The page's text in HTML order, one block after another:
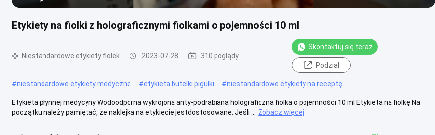
Etykiety na fiolki z holograficznymi fiolkami o pojemności 10 ml
Niestandardowe etykiety fiolek 2023-07-28 310 poglądy
Skontaktuj się teraz
Podział
#niestandardowe etykiety medyczne #etykieta butelki pigułki #niestandardowe etykiety na receptę
Etykieta płynnej medycyny Wodoodporna wykrojona anty-podrabiana holograficzna fiolka o pojemności 10 ml Etykieta na fiolkę Na
początku należy pamiętać, że naklejka na etykiecie jestdostosowane. Jeśli ...
Zobacz więcej